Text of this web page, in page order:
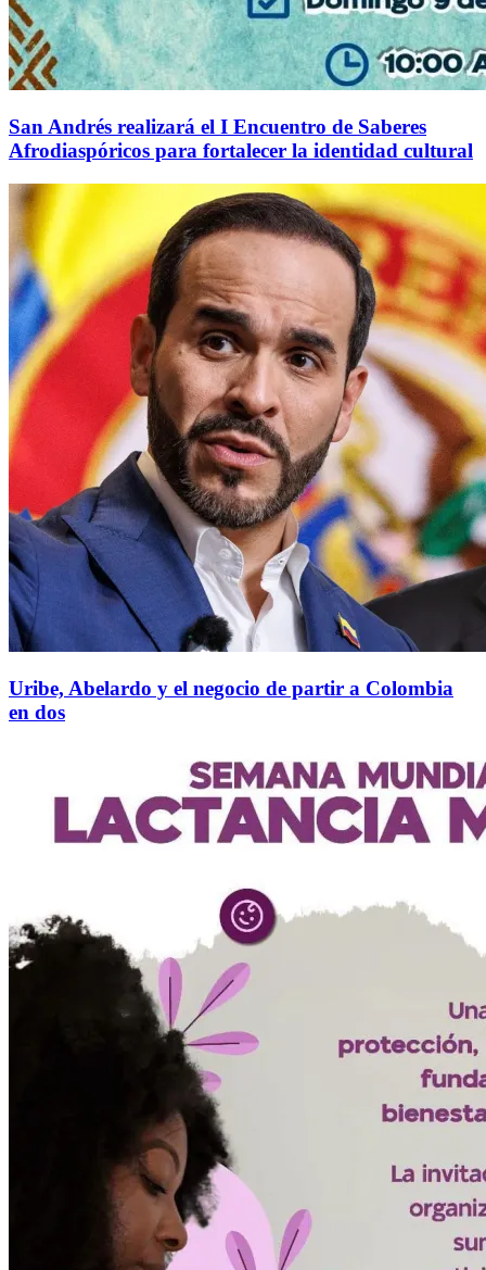
San Andrés realizará el I Encuentro de Saberes
Afrodiaspóricos para fortalecer la identidad cultural
Uribe, Abelardo y el negocio de partir a Colombia
en dos